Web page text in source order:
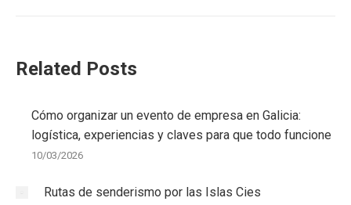
Related Posts
Cómo organizar un evento de empresa en Galicia:
logística, experiencias y claves para que todo funcione
10/03/2026
Rutas de senderismo por las Islas Cies